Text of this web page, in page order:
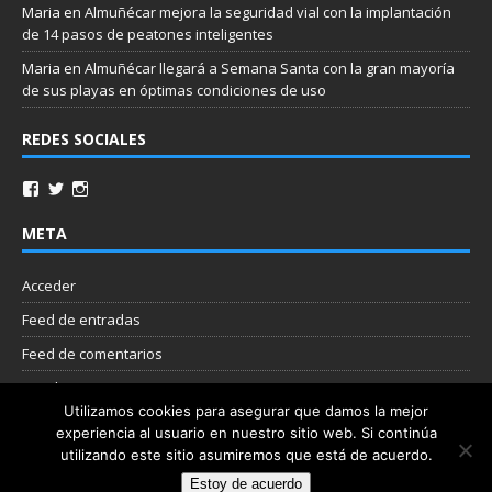
Maria en Almuñécar mejora la seguridad vial con la implantación
de 14 pasos de peatones inteligentes
Maria en Almuñécar llegará a Semana Santa con la gran mayoría
de sus playas en óptimas condiciones de uso
REDES SOCIALES
META
Acceder
Feed de entradas
Feed de comentarios
WordPress.org
Nube de etiquetas
Utilizamos cookies para asegurar que damos la mejor
experiencia al usuario en nuestro sitio web. Si continúa
utilizando este sitio asumiremos que está de acuerdo.
Estoy de acuerdo